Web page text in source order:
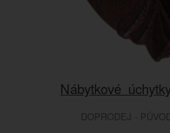
Nábytkové
DOPRODEJ -